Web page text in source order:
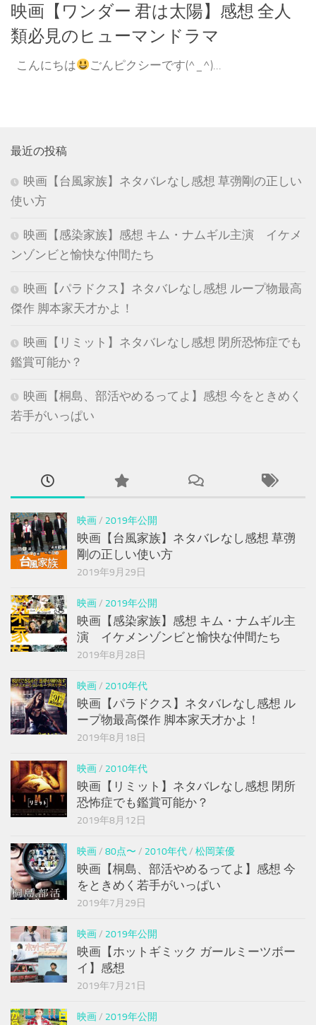
映画【ワンダー 君は太陽】感想 全人
類必見のヒューマンドラマ
こんにちは ごんピクシーです(^_^)...
最近の投稿
映画【台風家族】ネタバレなし感想 草彅剛の正しい
使い方
映画【感染家族】感想 キム・ナムギル主演 イケメ
ンゾンビと愉快な仲間たち
映画【パラドクス】ネタバレなし感想 ループ物最高
傑作 脚本家天才かよ！
映画【リミット】ネタバレなし感想 閉所恐怖症でも
鑑賞可能か？
映画【桐島、部活やめるってよ】感想 今をときめく
若手がいっぱい
映画/ 2019年公開
映画【台風家族】ネタバレなし感想 草彅
剛の正しい使い方
2019年9月29日
映画/ 2019年公開
映画【感染家族】感想 キム・ナムギル主
演 イケメンゾンビと愉快な仲間たち
2019年8月28日
映画/ 2010年代
映画【パラドクス】ネタバレなし感想 ル
ープ物最高傑作 脚本家天才かよ！
2019年8月18日
映画/ 2010年代
映画【リミット】ネタバレなし感想 閉所
恐怖症でも鑑賞可能か？
2019年8月12日
映画/ 80点〜 / 2010年代/ 松岡茉優
映画【桐島、部活やめるってよ】感想 今
をときめく若手がいっぱい
2019年7月29日
映画/ 2019年公開
映画【ホットギミック ガールミーツボー
イ】感想
2019年7月21日
映画/ 2019年公開